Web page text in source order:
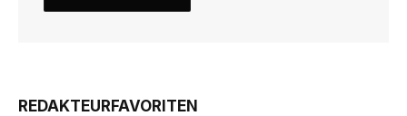
REDAKTEURFAVORITEN